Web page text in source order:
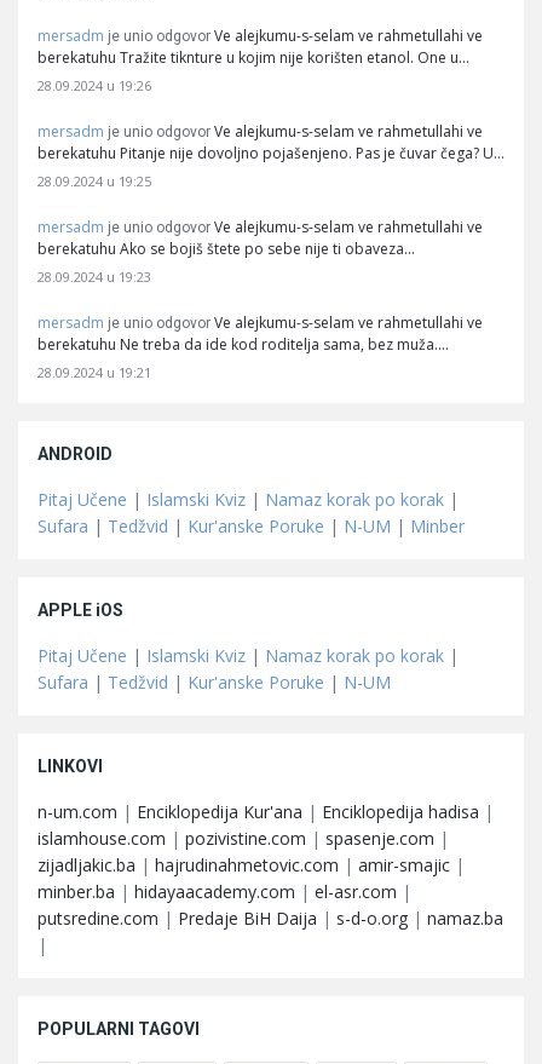
mersadm je unio odgovor Ve alejkumu-s-selam ve rahmetullahi ve
berekatuhu Tražite tiknture u kojim nije korišten etanol. One u…
28.09.2024 u 19:26
mersadm je unio odgovor Ve alejkumu-s-selam ve rahmetullahi ve
berekatuhu Pitanje nije dovoljno pojašenjeno. Pas je čuvar čega? U…
28.09.2024 u 19:25
mersadm je unio odgovor Ve alejkumu-s-selam ve rahmetullahi ve
berekatuhu Ako se bojiš štete po sebe nije ti obaveza…
28.09.2024 u 19:23
mersadm je unio odgovor Ve alejkumu-s-selam ve rahmetullahi ve
berekatuhu Ne treba da ide kod roditelja sama, bez muža.…
28.09.2024 u 19:21
ANDROID
Pitaj Učene | Islamski Kviz | Namaz korak po korak |
Sufara | Tedžvid | Kur'anske Poruke | N-UM | Minber
APPLE iOS
Pitaj Učene | Islamski Kviz | Namaz korak po korak |
Sufara | Tedžvid | Kur'anske Poruke | N-UM
LINKOVI
n-um.com | Enciklopedija Kur'ana | Enciklopedija hadisa |
islamhouse.com | pozivistine.com | spasenje.com |
zijadljakic.ba | hajrudinahmetovic.com | amir-smajic |
minber.ba | hidayaacademy.com | el-asr.com |
putsredine.com | Predaje BiH Daija | s-d-o.org | namaz.ba
|
POPULARNI TAGOVI